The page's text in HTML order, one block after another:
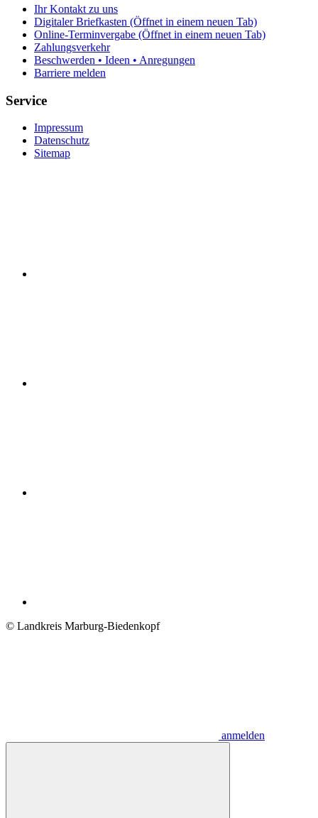
Ihr Kontakt zu uns
Digitaler Briefkasten (Öffnet in einem neuen Tab)
Online-Terminvergabe (Öffnet in einem neuen Tab)
Zahlungsverkehr
Beschwerden • Ideen • Anregungen
Barriere melden
Service
Impressum
Datenschutz
Sitemap
© Landkreis Marburg-Biedenkopf
anmelden